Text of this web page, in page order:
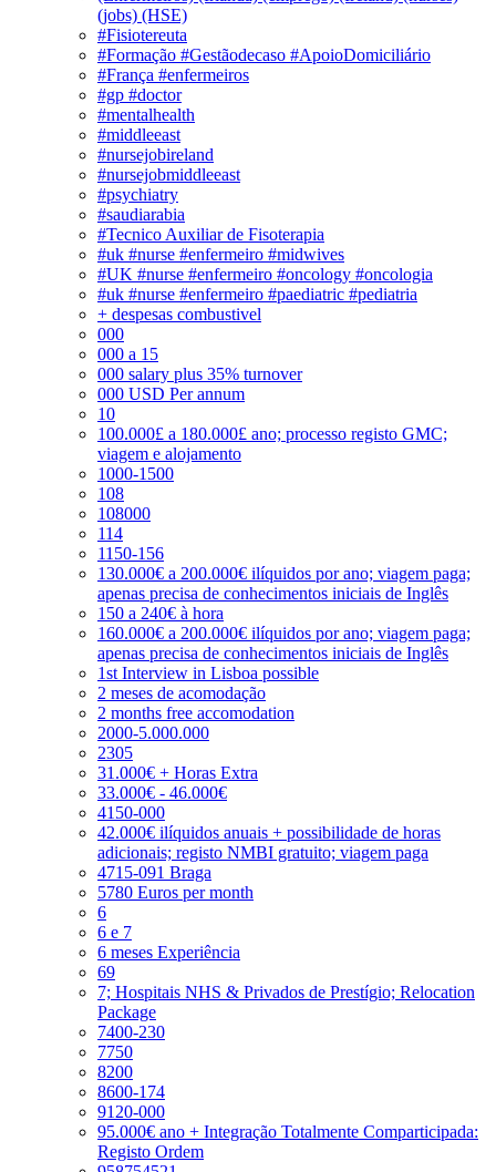
(jobs) (HSE)
#Fisiotereuta
#Formação #Gestãodecaso #ApoioDomiciliário
#França #enfermeiros
#gp #doctor
#mentalhealth
#middleeast
#nursejobireland
#nursejobmiddleeast
#psychiatry
#saudiarabia
#Tecnico Auxiliar de Fisoterapia
#uk #nurse #enfermeiro #midwives
#UK #nurse #enfermeiro #oncology #oncologia
#uk #nurse #enfermeiro #paediatric #pediatria
+ despesas combustivel
000
000 a 15
000 salary plus 35% turnover
000 USD Per annum
10
100.000£ a 180.000£ ano; processo registo GMC;
viagem e alojamento
1000-1500
108
108000
114
1150-156
130.000€ a 200.000€ ilíquidos por ano; viagem paga;
apenas precisa de conhecimentos iniciais de Inglês
150 a 240€ à hora
160.000€ a 200.000€ ilíquidos por ano; viagem paga;
apenas precisa de conhecimentos iniciais de Inglês
1st Interview in Lisboa possible
2 meses de acomodação
2 months free accomodation
2000-5.000.000
2305
31.000€ + Horas Extra
33.000€ - 46.000€
4150-000
42.000€ ilíquidos anuais + possibilidade de horas
adicionais; registo NMBI gratuito; viagem paga
4715-091 Braga
5780 Euros per month
6
6 e 7
6 meses Experiência
69
7; Hospitais NHS & Privados de Prestígio; Relocation
Package
7400-230
7750
8200
8600-174
9120-000
95.000€ ano + Integração Totalmente Comparticipada:
Registo Ordem